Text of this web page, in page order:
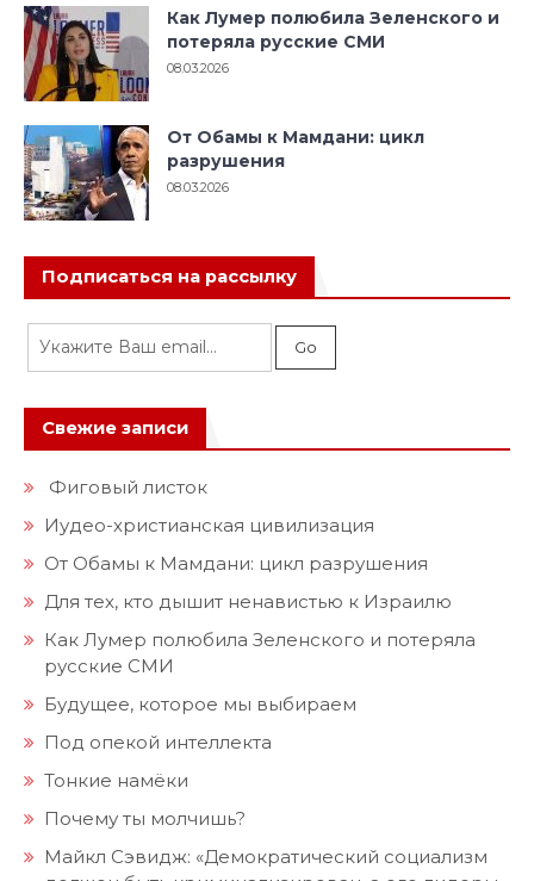
Как Лумер полюбила Зеленского и
потеряла русские СМИ
08.03.2026
От Обамы к Мамдани: цикл
разрушения
08.03.2026
Подписаться на рассылку
Свежие записи
Фиговый листок
Иудео-христианская цивилизация
От Обамы к Мамдани: цикл разрушения
Для тех, кто дышит ненавистью к Израилю
Как Лумер полюбила Зеленского и потеряла
русские СМИ
Будущее, которое мы выбираем
Под опекой интеллекта
Тонкие намёки
Почему ты молчишь?
Майкл Сэвидж: «Демократический социализм